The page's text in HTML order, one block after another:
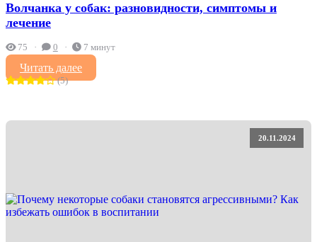
Волчанка у собак: разновидности, симптомы и
лечение
75 0 7 минут
Читать далее
(5)
20.11.2024